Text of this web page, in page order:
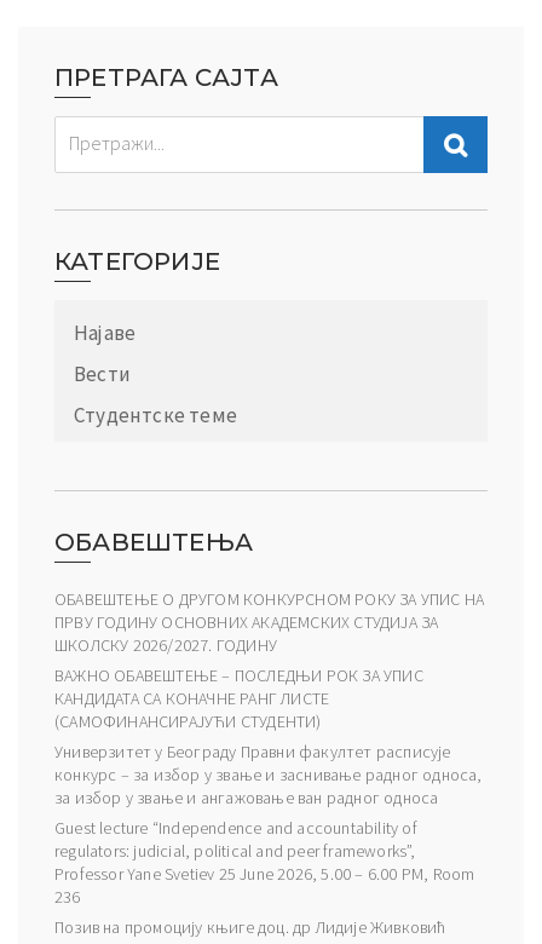
ПРЕТРАГА САЈТА
КАТЕГОРИЈЕ
Најаве
Вести
Студентске теме
ОБАВЕШТЕЊА
ОБАВЕШТЕЊЕ О ДРУГОМ КОНКУРСНОМ РОКУ ЗА УПИС НА
ПРВУ ГОДИНУ ОСНОВНИХ АКАДЕМСКИХ СТУДИЈА ЗА
ШКОЛСКУ 2026/2027. ГОДИНУ
ВАЖНО ОБАВЕШТЕЊЕ – ПОСЛЕДЊИ РОК ЗА УПИС
КАНДИДАТА СА КОНАЧНЕ РАНГ ЛИСТЕ
(САМОФИНАНСИРАЈУЋИ СТУДЕНТИ)
Универзитет у Београду Правни факултет расписује
конкурс – за избор у звање и заснивање радног односа,
за избор у звање и ангажовање ван радног односа
Guest lecture “Independence and accountability of
regulators: judicial, political and peer frameworks”,
Professor Yane Svetiev 25 June 2026, 5.00 – 6.00 PM, Room
236
Позив на промоцију књиге доц. др Лидије Живковић